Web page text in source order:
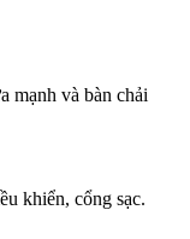
mạnh và bàn chải
khiển, cổng sạc.